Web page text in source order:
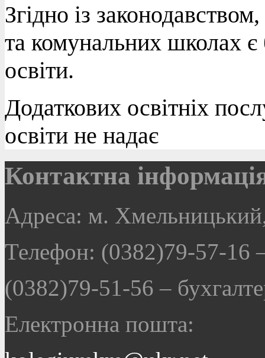
Згідно із
та комунальних школах є
освіти.
Додаткових освітніх
освіти не надає
Контактна
Адреса: м.
Телефон: (0382)79-57-16
(0382)79-51-56–
Електронна пошта: